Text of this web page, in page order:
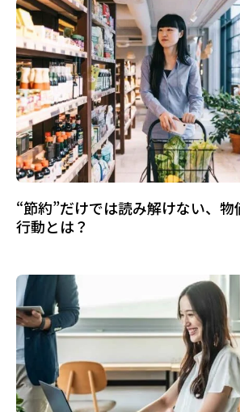
“節約”だけでは読み解けない、
行動とは？